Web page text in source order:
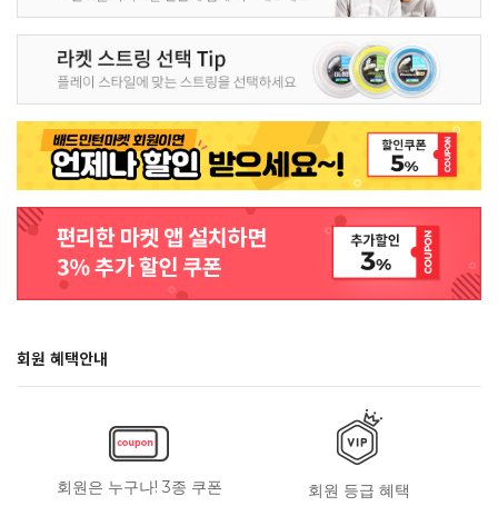
회원 혜택안내
회원은 누구나! 3종 쿠폰 회원 등급 혜택